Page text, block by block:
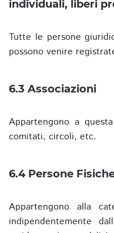
individuali, liberi
Tutte le persone
possono venire
6.3 Associazioni
Appartengono a
comitati, circoli, etc.
6.4 Persone
Appartengono alla
indipendentemente